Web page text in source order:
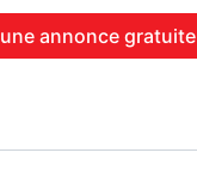
une annonce gratuite